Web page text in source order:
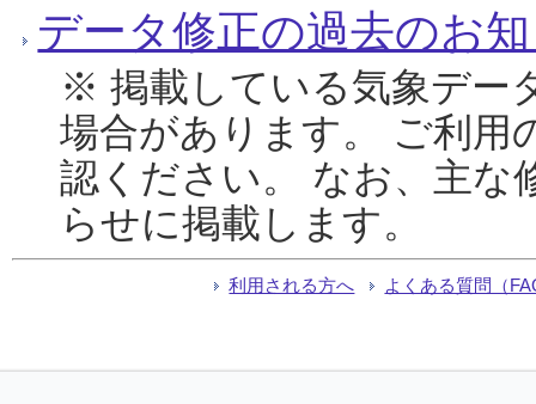
データ修正の過去のお
※ 掲載している気象デー
場合があります。 ご利用
認ください。 なお、主な
らせに掲載します。
利用される方へ よくある質問（